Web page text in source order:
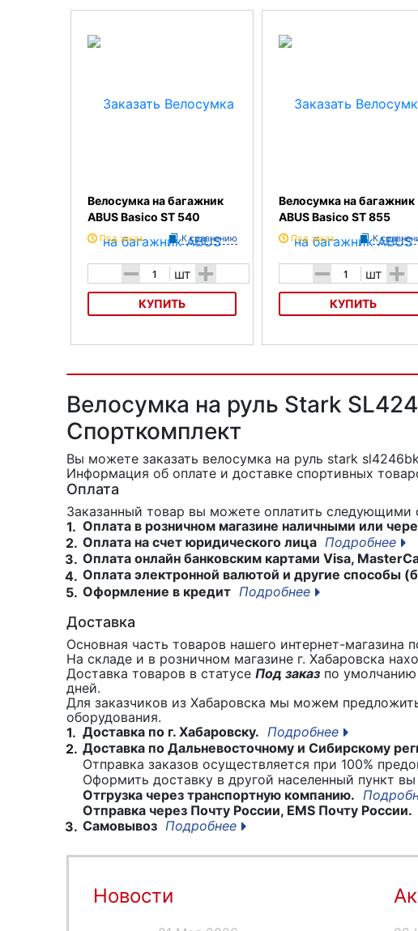
Велосумка на багажник
ABUS Basico ST 540
Под заказ К сравнению
- шт +
КУПИТЬ
Велосумка на багажник
ABUS Basico ST 855
Под заказ К
- шт +
КУПИТЬ
Велосумка на руль Stark
Спорткомплект
Вы можете заказать велосумка на руль stark
Информация об оплате и доставке спортивных
Оплата
Заказанный товар вы можете оплатить следующими
1. Оплата в розничном магазине наличными или
2. Оплата на счет юридического лица Подробнее
3. Оплата онлайн банковским картами Visa,
4. Оплата электронной валютой и другие способы
5. Оформление в кредит Подробнее
Доставка
Основная часть товаров нашего интернет-магазина
На складе и в розничном магазине г. Хабаровска
Доставка товаров в статусе Под заказ по
дней.
Для заказчиков из Хабаровска мы можем
оборудования.
1. Доставка по г. Хабаровску. Подробнее
2. Доставка по Дальневосточному и Сибирскому
Отправка заказов осуществляется при 100%
Оформить доставку в другой населенный пункт
Отгрузка через транспортную компанию.
Отправка через Почту России, EMS Почту России.
3. Самовывоз Подробнее
Новости